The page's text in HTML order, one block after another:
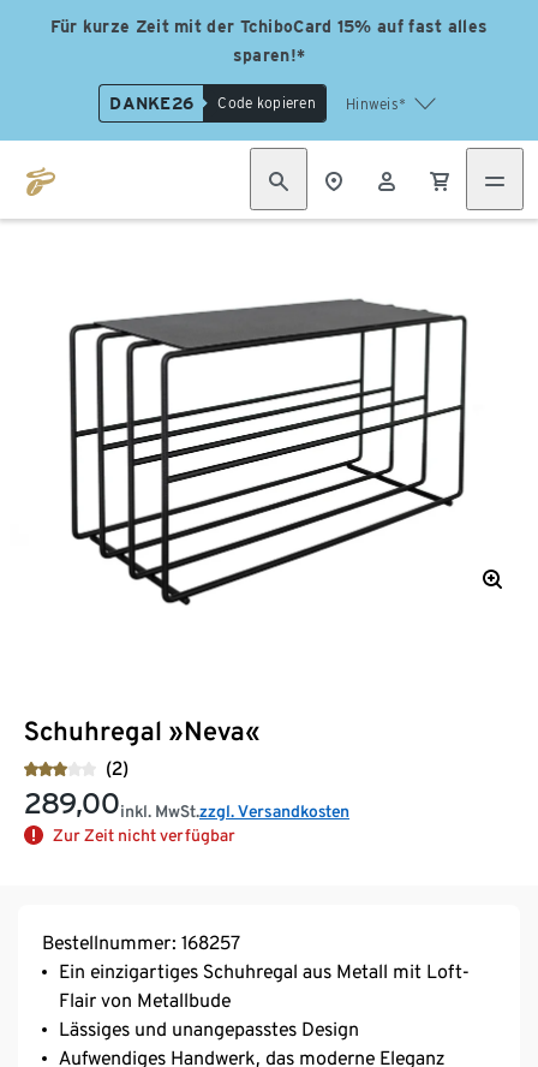
Für kurze Zeit mit der TchiboCard 15% auf fast alles
sparen!*
DANKE26 Code kopieren Hinweis*
Schuhregal »Neva«
(2)
289,00inkl. MwSt.zzgl. Versandkosten
Zur Zeit nicht verfügbar
Bestellnummer: 168257
Ein einzigartiges Schuhregal aus Metall mit Loft-
Flair von Metallbude
Lässiges und unangepasstes Design
Aufwendiges Handwerk, das moderne Eleganz